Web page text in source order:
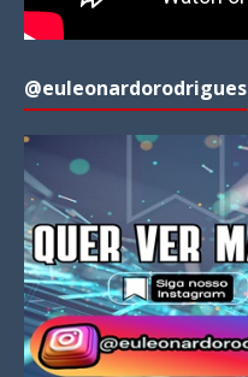
@euleonardorodrigues